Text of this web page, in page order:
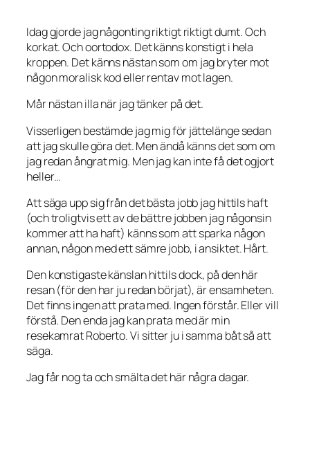
Idag gjorde jag någonting riktigt riktigt dumt. Och
korkat. Och oortodox. Det känns konstigt i hela
kroppen. Det känns nästan som om jag bryter mot
någon moralisk kod eller rentav mot lagen.
Mår nästan illa när jag tänker på det.
Visserligen bestämde jag mig för jättelänge sedan
att jag skulle göra det. Men ändå känns det som om
jag redan ångrat mig. Men jag kan inte få det ogjort
heller…
Att säga upp sig från det bästa jobb jag hittils haft
(och troligtvis ett av de bättre jobben jag någonsin
kommer att ha haft) känns som att sparka någon
annan, någon med ett sämre jobb, i ansiktet. Hårt.
Den konstigaste känslan hittils dock, på den här
resan (för den har ju redan börjat), är ensamheten.
Det finns ingen att prata med. Ingen förstår. Ellervill
förstå. Den enda jag kan prata med är min
resekamrat Roberto. Vi sitter ju i samma båt så att
säga.
Jag får nog ta och smälta det här några dagar.